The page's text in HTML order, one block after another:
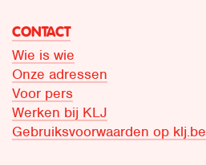
CONTACT
Wie is wie
Onze adressen
Voor pers
Werken bij KLJ
Gebruiksvoorwaarden op klj.be